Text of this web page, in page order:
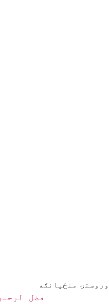
وروستۍ منځپانګه